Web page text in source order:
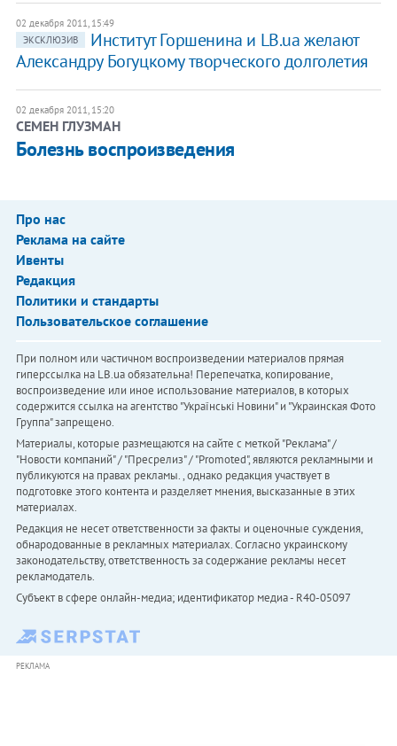
02 декабря 2011, 15:49
ЭКСКЛЮЗИВ
Институт Горшенина и LB.ua желают
Александру Богуцкому творческого долголетия
02 декабря 2011, 15:20
СЕМЕН ГЛУЗМАН
Болезнь воспроизведения
Про нас
Реклама на сайте
Ивенты
Редакция
Политики и стандарты
Пользовательское соглашение
При полном или частичном воспроизведении материалов прямая
гиперссылка на LB.ua обязательна! Перепечатка, копирование,
воспроизведение или иное использование материалов, в которых
содержится ссылка на агентство "Українськi Новини" и "Украинская Фото
Группа" запрещено.
Материалы, которые размещаются на сайте с меткой "Реклама" /
"Новости компаний" / "Пресрелиз" / "Promoted", являются рекламными и
публикуются на правах рекламы. , однако редакция участвует в
подготовке этого контента и разделяет мнения, высказанные в этих
материалах.
Редакция не несет ответственности за факты и оценочные суждения,
обнародованные в рекламных материалах. Согласно украинскому
законодательству, ответственность за содержание рекламы несет
рекламодатель.
Субъект в сфере онлайн-медиа; идентификатор медиа - R40-05097
РЕКЛАМА